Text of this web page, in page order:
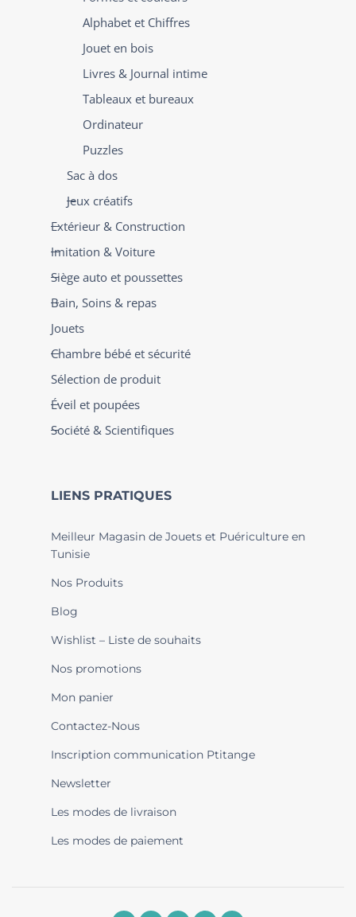
Alphabet et Chiffres
Jouet en bois
Livres & Journal intime
Tableaux et bureaux
Ordinateur
Puzzles
Sac à dos
Jeux créatifs
Extérieur & Construction
Imitation & Voiture
Siège auto et poussettes
Bain, Soins & repas
Jouets
Chambre bébé et sécurité
Sélection de produit
Éveil et poupées
Société & Scientifiques
LIENS PRATIQUES
Meilleur Magasin de Jouets et Puériculture en
Tunisie
Nos Produits
Blog
Wishlist – Liste de souhaits
Nos promotions
Mon panier
Contactez-Nous
Inscription communication Ptitange
Newsletter
Les modes de livraison
Les modes de paiement